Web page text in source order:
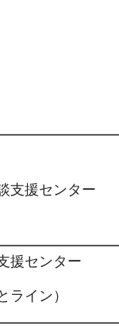
支援センター
援センター
ライン）